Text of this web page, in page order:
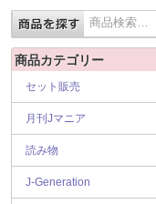
商品カテゴリー
セット販売
月刊Jマニア
読み物
J-Generation